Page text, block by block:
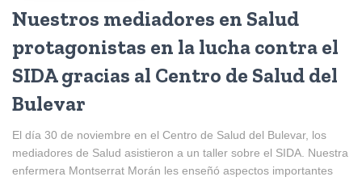
Nuestros mediadores en Salud
protagonistas en la lucha contra el
SIDA gracias al Centro de Salud del
Bulevar
El día 30 de noviembre en el Centro de Salud del Bulevar, los
mediadores de Salud asistieron a un taller sobre el SIDA. Nuestra
enfermera Montserrat Morán les enseñó aspectos importantes